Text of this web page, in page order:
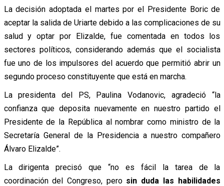
La decisión adoptada el martes por el Presidente Boric de
aceptar la salida de Uriarte debido a las complicaciones de su
salud y optar por Elizalde, fue comentada en todos los
sectores políticos, considerando además que el socialista
fue uno de los impulsores del acuerdo que permitió abrir un
segundo proceso constituyente que está en marcha.
La presidenta del PS, Paulina Vodanovic, agradeció “la
confianza que deposita nuevamente en nuestro partido el
Presidente de la República al nombrar como ministro de la
Secretaría General de la Presidencia a nuestro compañero
Álvaro Elizalde”.
La dirigenta precisó que “no es fácil la tarea de la
coordinación del Congreso, pero sin duda las habilidades